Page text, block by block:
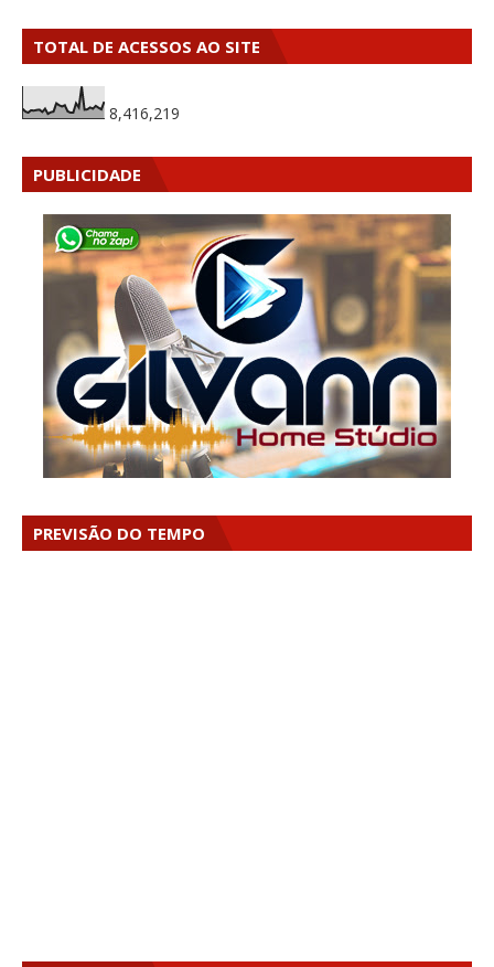
TOTAL DE ACESSOS AO SITE
8,416,219
PUBLICIDADE
PREVISÃO DO TEMPO